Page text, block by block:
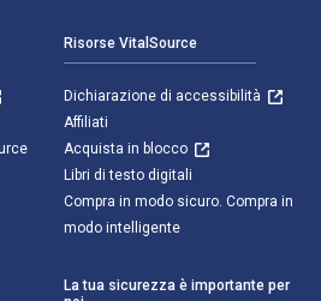
Risorse VitalSource
Dichiarazione di accessibilità
Affiliati
Acquista in blocco
Libri di testo digitali
Compra in modo sicuro. Compra in
modo intelligente
La tua sicurezza è importante per